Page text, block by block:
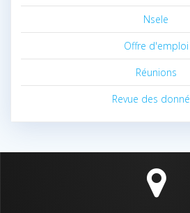
Nsele
Offre d'emploi
Réunions
Revue des